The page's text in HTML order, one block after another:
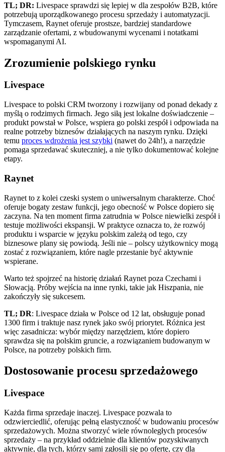
TL; DR: Livespace sprawdzi się lepiej w dla zespołów B2B, które
potrzebują uporządkowanego procesu sprzedaży i automatyzacji.
Tymczasem, Raynet oferuje prostsze, bardziej standardowe
zarządzanie ofertami, z wbudowanymi wycenami i notatkami
wspomaganymi AI.
Zrozumienie polskiego rynku
Livespace
Livespace to polski CRM tworzony i rozwijany od ponad dekady z
myślą o rodzimych firmach. Jego siłą jest lokalne doświadczenie –
produkt powstał w Polsce, wspiera go polski zespół i odpowiada na
realne potrzeby biznesów działających na naszym rynku. Dzięki
temu proces wdrożenia jest szybki (nawet do 24h!), a narzędzie
pomaga sprzedawać skuteczniej, a nie tylko dokumentować kolejne
etapy.
Raynet
Raynet to z kolei czeski system o uniwersalnym charakterze. Choć
oferuje bogaty zestaw funkcji, jego obecność w Polsce dopiero się
zaczyna. Na ten moment firma zatrudnia w Polsce niewielki zespół i
testuje możliwości ekspansji. W praktyce oznacza to, że rozwój
produktu i wsparcie w języku polskim zależą od tego, czy
biznesowe plany się powiodą. Jeśli nie – polscy użytkownicy mogą
zostać z rozwiązaniem, które nagle przestanie być aktywnie
wspierane.
Warto też spojrzeć na historię działań Raynet poza Czechami i
Słowacją. Próby wejścia na inne rynki, takie jak Hiszpania, nie
zakończyły się sukcesem.
TL; DR: Livespace działa w Polsce od 12 lat, obsługuje ponad
1300 firm i traktuje nasz rynek jako swój priorytet. Różnica jest
więc zasadnicza: wybór między narzędziem, które dopiero
sprawdza się na polskim gruncie, a rozwiązaniem budowanym w
Polsce, na potrzeby polskich firm.
Dostosowanie procesu sprzedażowego
Livespace
Każda firma sprzedaje inaczej. Livespace pozwala to
odzwierciedlić, oferując pełną elastyczność w budowaniu procesów
sprzedażowych. Można stworzyć wiele równoległych procesów
sprzedaży – na przykład oddzielnie dla klientów pozyskiwanych
aktywnie, dla tych, którzy sami zgłosili się po ofertę, czy dla